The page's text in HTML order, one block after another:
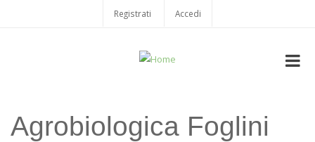
Registrati Accedi
Agrobiologica Foglini